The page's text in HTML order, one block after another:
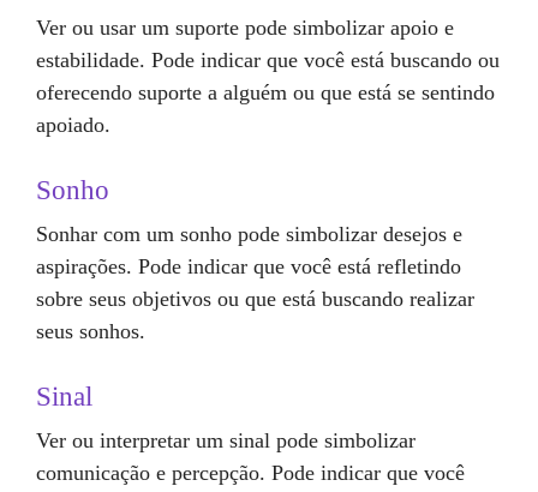
Ver ou usar um suporte pode simbolizar apoio e
estabilidade. Pode indicar que você está buscando ou
oferecendo suporte a alguém ou que está se sentindo
apoiado.
Sonho
Sonhar com um sonho pode simbolizar desejos e
aspirações. Pode indicar que você está refletindo
sobre seus objetivos ou que está buscando realizar
seus sonhos.
Sinal
Ver ou interpretar um sinal pode simbolizar
comunicação e percepção. Pode indicar que você